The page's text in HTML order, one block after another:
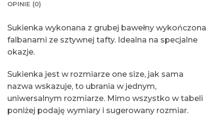
OPINIE (0)
Sukienka wykonana z grubej bawełny wykończona
falbanami ze sztywnej tafty. Idealna na specjalne
okazje.
Sukienka jest w rozmiarze one size, jak sama
nazwa wskazuje, to ubrania w jednym,
uniwersalnym rozmiarze. Mimo wszystko w tabeli
poniżej podaję wymiary i sugerowany rozmiar.